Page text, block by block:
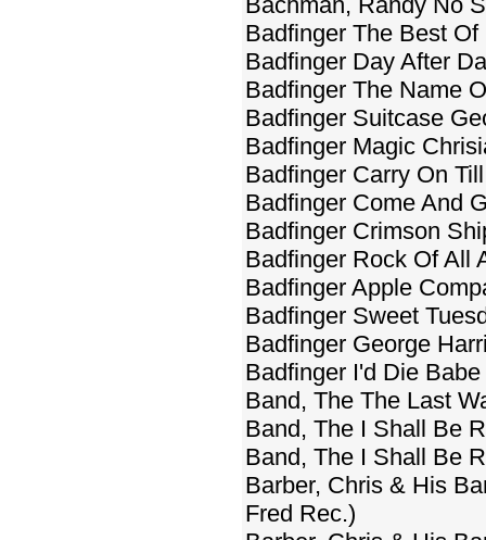
Badfinger The Best Of
Badfinger Day After
Badfinger The Name
Badfinger Suitcase
Badfinger Magic
Badfinger Carry On
Badfinger Come And
Badfinger Crimson
Badfinger Rock Of All
Badfinger Apple
Badfinger Sweet
Badfinger George
Badfinger I'd Die
Band, The The Last
Band, The I Shall Be
Band, The I Shall Be
Barber, Chris & His
Fred Rec.)